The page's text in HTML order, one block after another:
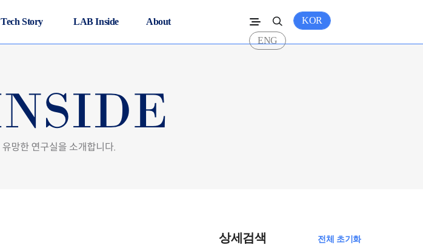
Tech Story LAB Inside About
KOR
ENG
상세검색 전체 초기화